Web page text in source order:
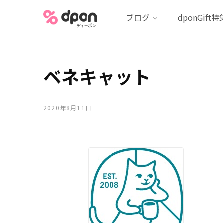
ブログ dponGift特
ベネキャット
2020年8月11日